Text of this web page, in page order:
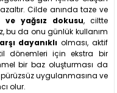
Cilde anında taze ve
ve yağsız dokusu, ciltte
bu da onu günlük kullanım
dayanıklı olması, aktif
dönemleri için ekstra bir
bir baz oluşturması da
uygulanmasına ve
olur.